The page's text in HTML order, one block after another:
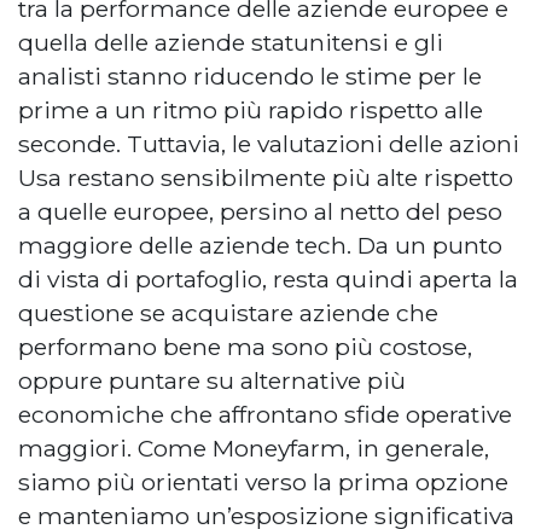
tra la performance delle aziende europee e
quella delle aziende statunitensi e gli
analisti stanno riducendo le stime per le
prime a un ritmo più rapido rispetto alle
seconde. Tuttavia, le valutazioni delle azioni
Usa restano sensibilmente più alte rispetto
a quelle europee, persino al netto del peso
maggiore delle aziende tech. Da un punto
di vista di portafoglio, resta quindi aperta la
questione se acquistare aziende che
performano bene ma sono più costose,
oppure puntare su alternative più
economiche che affrontano sfide operative
maggiori. Come Moneyfarm, in generale,
siamo più orientati verso la prima opzione
e manteniamo un’esposizione significativa